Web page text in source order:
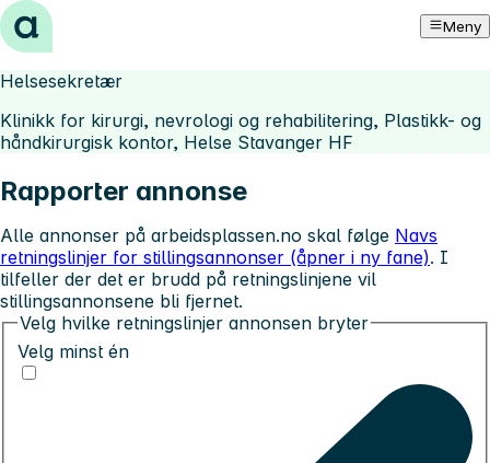
Hopp til innhold Meny
Helsesekretær
Klinikk for kirurgi, nevrologi og rehabilitering, Plastikk- og
håndkirurgisk kontor, Helse Stavanger HF
Rapporter annonse
Alle annonser på arbeidsplassen.no skal følge Navs
retningslinjer for stillingsannonser (åpner i ny fane). I
tilfeller der det er brudd på retningslinjene vil
stillingsannonsene bli fjernet.
Velg hvilke retningslinjer annonsen bryter
Velg minst én